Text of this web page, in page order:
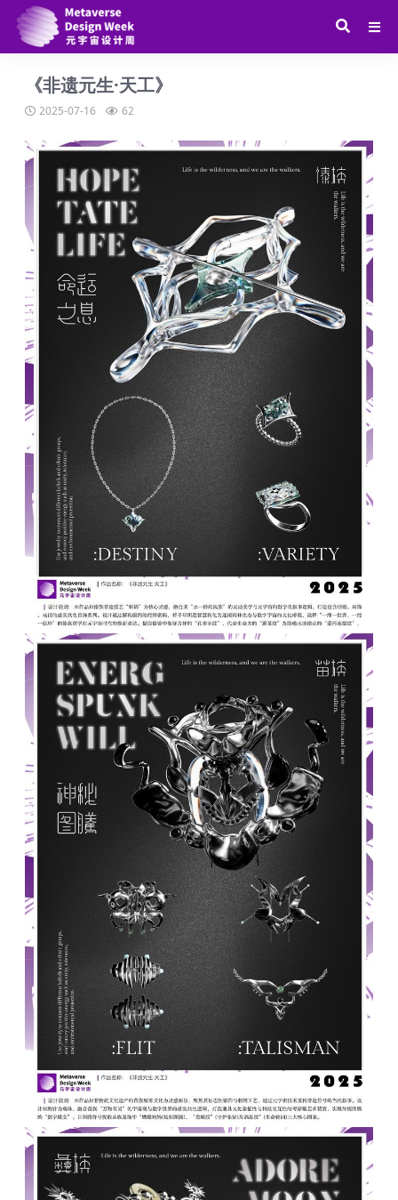
《非遗元生·天工》
2025-07-16 62